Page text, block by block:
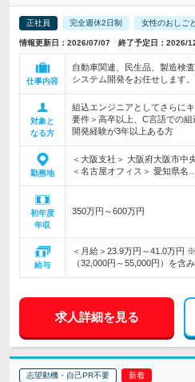
正社員 完全週休2日制 女性のおしご
情報更新日：2026/07/07 終了予定日：2026/
仕事内容
自動車関連、民生品、製造検
システム開発をお任せします。
対象と
なる方
組込エンジニアとしてさらに
要件＞高卒以上、C言語での
開発経験が3年以上ある方
勤務地
＜大阪支社＞ 大阪府大阪市中
＜名古屋オフィス＞ 愛知県名…
初年度
年収
350万円～600万円
給与
＜月給＞23.9万円～41.0万円
（32,000円～55,000円）を含
求人詳細を見る
志望動機・自己PR不要